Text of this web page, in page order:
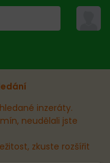
inzeráty.
neudělali jste
zkuste rozšířit